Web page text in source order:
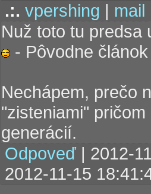
.:. vpershing | mail
Nuž toto tu
- Pôvodne
Nechápem, prečo
"zisteniami"
generácií.
Odpoveď | 2012-
2012-11-15